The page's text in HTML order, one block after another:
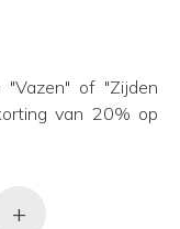
of "Zijden
van 20% op
+